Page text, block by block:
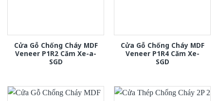
Cửa Gỗ Chống Cháy MDF
Veneer P1R2 Căm Xe-a-
SGD
Cửa Gỗ Chống Cháy MDF
Veneer P1R4 Căm Xe-
SGD